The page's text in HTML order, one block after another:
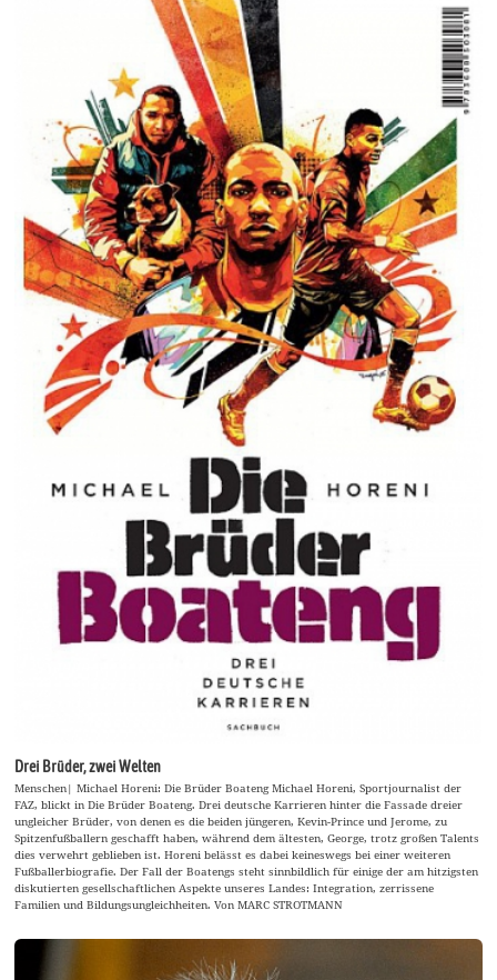
Drei Brüder, zwei Welten
Menschen| Michael Horeni: Die Brüder Boateng Michael Horeni, Sportjournalist der
FAZ, blickt in Die Brüder Boateng. Drei deutsche Karrieren hinter die Fassade dreier
ungleicher Brüder, von denen es die beiden jüngeren, Kevin-Prince und Jerome, zu
Spitzenfußballern geschafft haben, während dem ältesten, George, trotz großen Talents
dies verwehrt geblieben ist. Horeni belässt es dabei keineswegs bei einer weiteren
Fußballerbiografie. Der Fall der Boatengs steht sinnbildlich für einige der am hitzigsten
diskutierten gesellschaftlichen Aspekte unseres Landes: Integration, zerrissene
Familien und Bildungsungleichheiten. Von MARC STROTMANN